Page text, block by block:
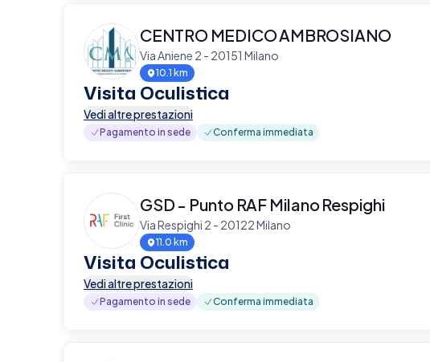
CENTRO MEDICO AMBROSIANO
Via Aniene 2 - 20151 Milano
10.1 km
Visita Oculistica
Vedi altre prestazioni
Pagamento in sede Conferma immediata
GSD - Punto RAF Milano Respighi
Via Respighi 2 - 20122 Milano
11.0 km
Visita Oculistica
Vedi altre prestazioni
Pagamento in sede Conferma immediata